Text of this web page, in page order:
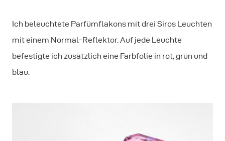
Ich beleuchtete Parfümflakons mit drei Siros Leuchten
mit einem Normal-Reflektor. Auf jede Leuchte
befestigte ich zusätzlich eine Farbfolie in rot, grün und
blau.